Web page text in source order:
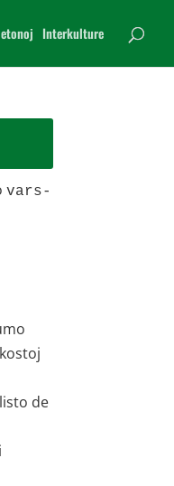
Interkulture
vars-
de